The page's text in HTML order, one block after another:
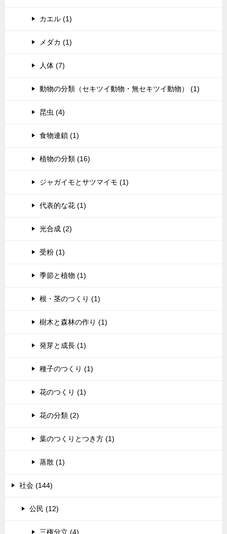
カエル (1)
メダカ (1)
人体 (7)
動物の分類（セキツイ動物・無セキツイ動物） (1)
昆虫 (4)
食物連鎖 (1)
植物の分類 (16)
ジャガイモとサツマイモ (1)
代表的な花 (1)
光合成 (2)
受粉 (1)
季節と植物 (1)
根・茎のつくり (1)
樹木と森林の作り (1)
発芽と成長 (1)
種子のつくり (1)
花のつくり (1)
花の分類 (2)
葉のつくりとつき方 (1)
蒸散 (1)
社会 (144)
公民 (12)
三権分立 (4)